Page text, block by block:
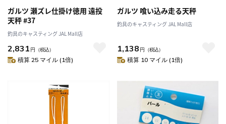
ガルツ 瀬ズレ仕掛け徳用 遠投
天秤 #37
釣具のキャスティング JAL Mall店
2,831 円 （税込）
積算 25 マイル (1倍)
ガルツ 喰い込み走る天秤
釣具のキャスティング JAL Mall店
1,138 円 （税込）
積算 10 マイル (1倍)